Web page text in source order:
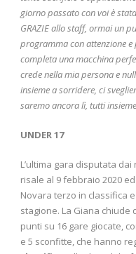
giorno passato con voi è
GRAZIE allo staff, ormai un
programma con attenzione
completa una macchina
crede nella mia persona e
insieme a sorridere, ci
saremo ancora lì, tutti
UNDER 17
L’ultima gara disputata
risale al 9 febbraio 2020
Novara terzo in classifica
stagione. La Giana chiude
punti su 16 gare giocate,
e 5 sconfitte, che hanno